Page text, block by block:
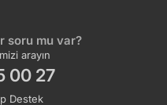
soru mu var?
arayın
00 27
Destek